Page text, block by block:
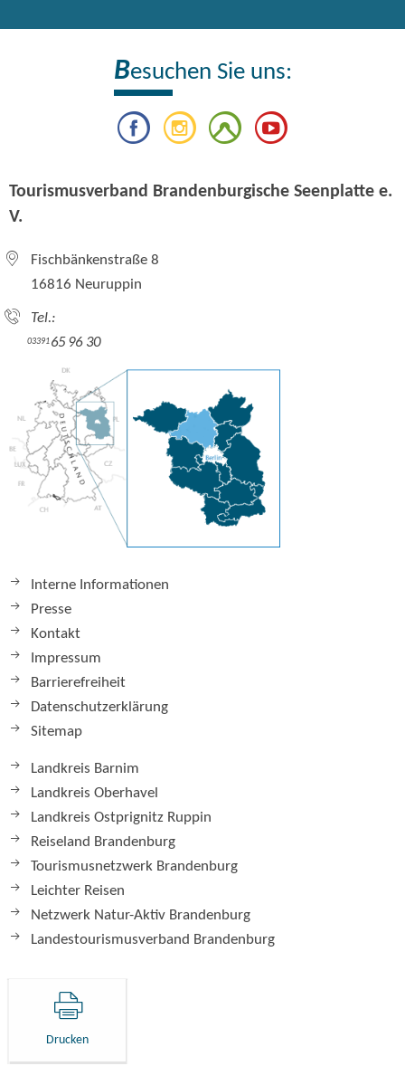
Besuchen Sie uns:
Tourismusverband Brandenburgische Seenplatte e.
V.
Fischbänkenstraße 8
16816 Neuruppin
Tel.:
0339165 96 30
Interne Informationen
Presse
Kontakt
Impressum
Barrierefreiheit
Datenschutzerklärung
Sitemap
Landkreis Barnim
Landkreis Oberhavel
Landkreis Ostprignitz Ruppin
Reiseland Brandenburg
Tourismusnetzwerk Brandenburg
Leichter Reisen
Netzwerk Natur-Aktiv Brandenburg
Landestourismusverband Brandenburg
Drucken